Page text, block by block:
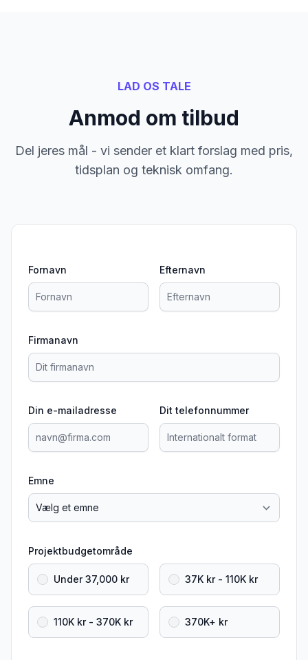
LAD OS TALE
Anmod om tilbud
Del jeres mål - vi sender et klart forslag med pris,
tidsplan og teknisk omfang.
Fornavn Efternavn
Firmanavn
Din e-mailadresse Dit telefonnummer
Emne
Projektbudgetområde
Under 37,000 kr 37K kr - 110K kr
110K kr - 370K kr 370K+ kr